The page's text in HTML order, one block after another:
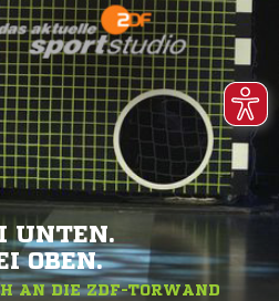
UNTEN.
OBEN.
AN DIE ZDF-TORWAND